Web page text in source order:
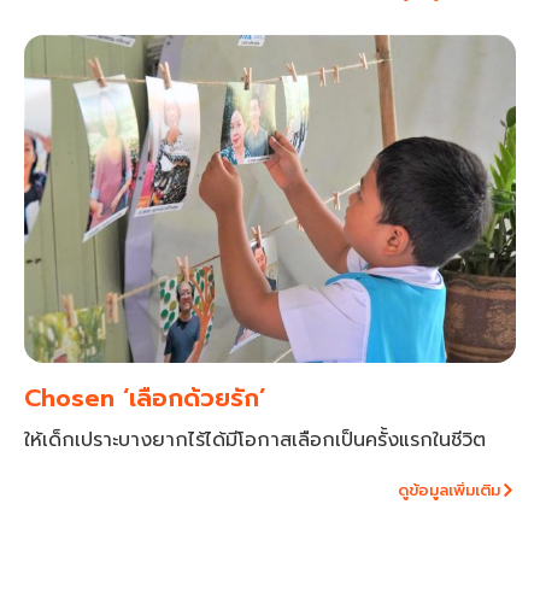
Chosen ‘เลือกด้วยรัก’
ให้เด็กเปราะบางยากไร้ได้มีโอกาสเลือกเป็นครั้งแรกในชีวิต
ดูข้อมูลเพิ่มเติม